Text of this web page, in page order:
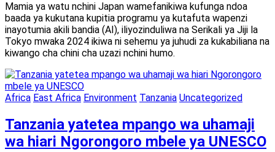
Mamia ya watu nchini Japan wamefanikiwa kufunga ndoa
baada ya kukutana kupitia programu ya kutafuta wapenzi
inayotumia akili bandia (AI), iliyozinduliwa na Serikali ya Jiji la
Tokyo mwaka 2024 ikiwa ni sehemu ya juhudi za kukabiliana na
kiwango cha chini cha uzazi nchini humo.
Africa East Africa Environment Tanzania Uncategorized
Tanzania yatetea mpango wa uhamaji
wa hiari Ngorongoro mbele ya UNESCO